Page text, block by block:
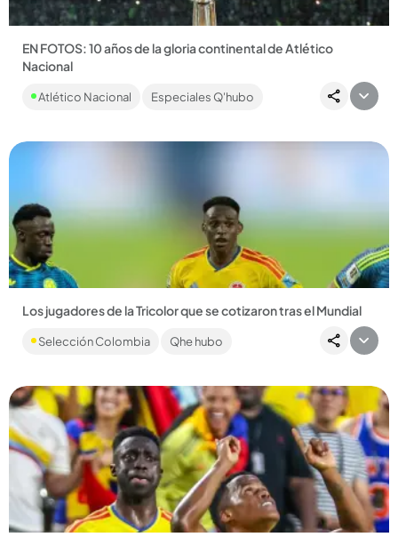
EN FOTOS: 10 años de la gloria continental de Atlético
Nacional
Hace 10 años Nacional ganó su segunda Copa Libertadores,
Q’HUBO lo recuerda en 10 datos. ...
Atlético Nacional Especiales Q'hubo
Compartir Noticia
Los jugadores de la Tricolor que se cotizaron tras el Mundial
Tres jugadores de la Tricolor podrían cambiar de equipo luego
del Mundial 2026. ...
Selección Colombia Qhe hubo
Compartir Noticia